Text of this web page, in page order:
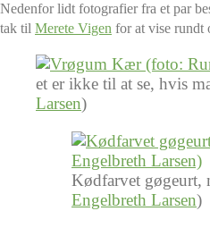
Nedenfor lidt fotografier fra et par
tak til Merete Vigen for at vise rundt
et er ikke til at se, hvis
Larsen)
Kødfarvet gøgeurt,
Engelbreth Larsen)